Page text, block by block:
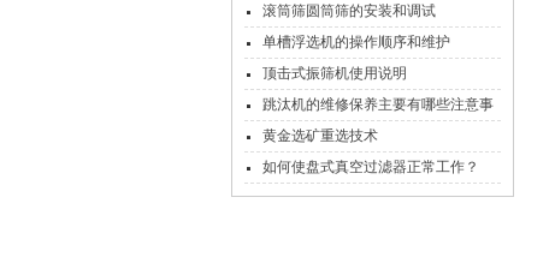
维护
滚筒筛圆筒筛的安装和调试
单槽浮选机的操作顺序和维护
顶击式振筛机使用说明
跳汰机的维修保养主要有哪些注意事
项？
黄金选矿重选技术
如何使盘式真空过滤器正常工作？